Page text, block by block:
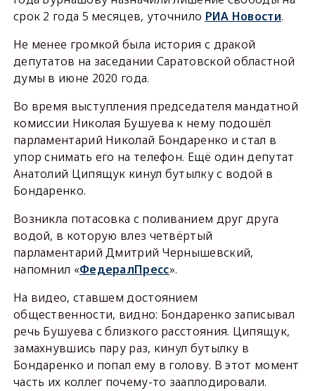
срок 2 года 5 месяцев, уточнило РИА Новости.
Не менее громкой была история с дракой
депутатов на заседании Саратовской областной
думы в июне 2020 года.
Во время выступления председателя мандатной
комиссии Николая Бушуева к нему подошёл
парламентарий Николай Бондаренко и стал в
упор снимать его на телефон. Ещё один депутат
Анатолий Ципящук кинул бутылку с водой в
Бондаренко.
Возникла потасовка с поливанием друг друга
водой, в которую влез четвёртый
парламентарий Дмитрий Чернышевский,
напомнил «ФедералПресс».
На видео, ставшем достоянием
общественности, видно: Бондаренко записывал
речь Бушуева с близкого расстояния. Ципящук,
замахнувшись пару раз, кинул бутылку в
Бондаренко и попал ему в голову. В этот момент
часть их коллег почему-то зааплодировали.